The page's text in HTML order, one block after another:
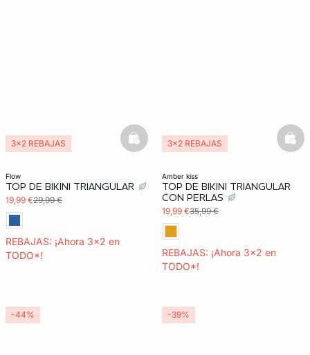
flow
TOP DE BIKINI TRIANGULAR
19,99 €29,99 €
REBAJAS: ¡Ahora 3x2 en
TODO*!
3x2 REBAJAS basketfull
amber kiss
TOP DE BIKINI TRIANGULAR
CON PERLAS
19,99 €35,99 €
REBAJAS: ¡Ahora 3x2 en
TODO*!
3x2 REBAJAS
-44% -39%